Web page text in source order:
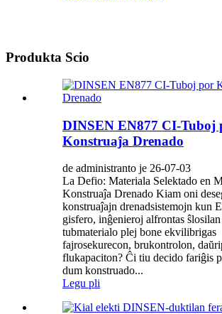
Produkta Scio
DINSEN EN877 CI-Tuboj
Konstruaĵa Drenado
de administranto je 26-07-03
La Defio: Materiala Selektado en
Konstruaĵa Drenado Kiam oni
konstruaĵajn drenadsistemojn kun
gisfero, inĝenieroj alfrontas
tubmaterialo plej bone ekvilibrigas
fajrosekurecon, brukontrolon,
flukapaciton? Ĉi tiu decido fariĝis
dum konstruado...
Legu pli